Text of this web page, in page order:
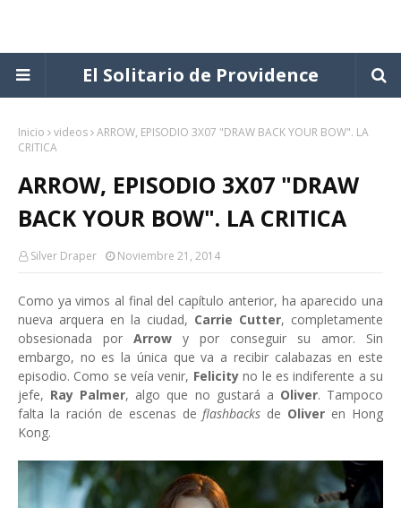
El Solitario de Providence
Inicio videos ARROW, EPISODIO 3X07 "DRAW BACK YOUR BOW". LA
CRITICA
ARROW, EPISODIO 3X07 "DRAW
BACK YOUR BOW". LA CRITICA
Silver Draper Noviembre 21, 2014
Como ya vimos al final del capítulo anterior, ha aparecido una
nueva arquera en la ciudad, Carrie Cutter, completamente
obsesionada por Arrow y por conseguir su amor. Sin
embargo, no es la única que va a recibir calabazas en este
episodio. Como se veía venir, Felicityno le es indiferente a su
jefe, Ray Palmer, algo que no gustará a Oliver. Tampoco
falta la ración de escenas deflashbacks de Oliver en Hong
Kong.